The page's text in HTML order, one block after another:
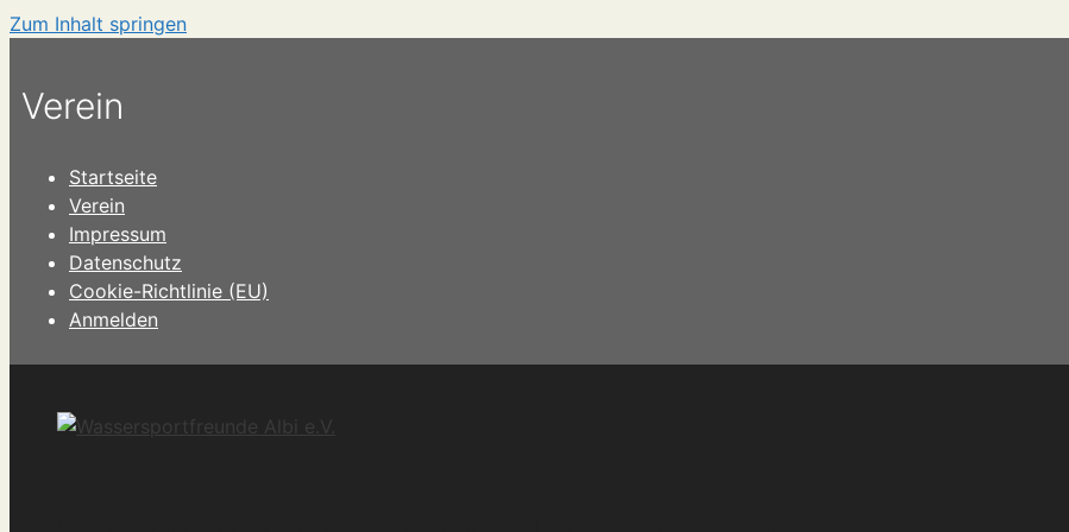
Zum Inhalt springen
Verein
Startseite
Verein
Impressum
Datenschutz
Cookie-Richtlinie (EU)
Anmelden